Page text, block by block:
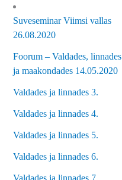
Suveseminar Viimsi vallas
26.08.2020
Foorum – Valdades, linnades
ja maakondades 14.05.2020
Valdades ja linnades 3.
Valdades ja linnades 4.
Valdades ja linnades 5.
Valdades ja linnades 6.
Valdades ja linnades 7.